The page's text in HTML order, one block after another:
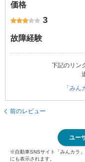
価格
3
故障経験
下記のリン
「み
前のレビュー
ユー
※自動車SNSサイト「みんカラ
にも表示されます。